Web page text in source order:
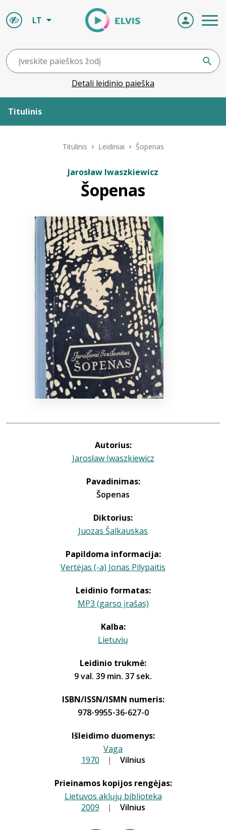
LT
Detali leidinio paieška
Titulinis
Naujienos
Bibliotekoms
+370 667 80 541
info@elvislab.lt
Titulinis Leidiniai Šopenas
Jarosław Iwaszkiewicz
Šopenas
Autorius:
Jarosław Iwaszkiewicz
Pavadinimas:
Šopenas
Diktorius:
Juozas Šalkauskas
Papildoma informacija:
Vertėjas (-a) Jonas Pilypaitis
Leidinio formatas:
MP3 (garso įrašas)
Kalba:
Lietuvių
Leidinio trukmė:
9 val. 39 min. 37 sek.
ISBN/ISSN/ISMN numeris:
978-9955-36-627-0
Išleidimo duomenys:
Vaga
1970 | Vilnius
Prieinamos kopijos rengėjas:
Lietuvos aklųjų biblioteka
2009 | Vilnius